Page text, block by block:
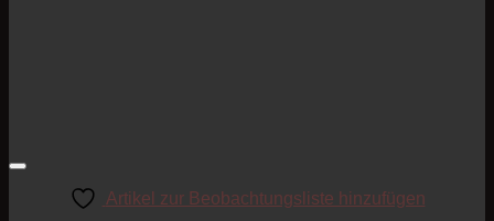
Artikel zur Beobachtungsliste hinzufügen